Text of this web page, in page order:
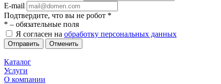
E-mail
Подтвердите, что вы не робот *
* – обязательные поля
Я согласен на обработку персональных данных
Отменить
Каталог
Услуги
О компании